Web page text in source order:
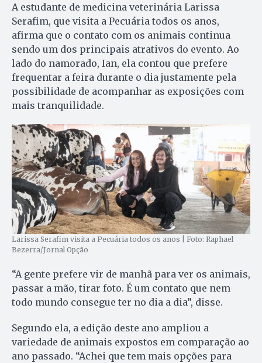
A estudante de medicina veterinária Larissa
Serafim, que visita a Pecuária todos os anos,
afirma que o contato com os animais continua
sendo um dos principais atrativos do evento. Ao
lado do namorado, Ian, ela contou que prefere
frequentar a feira durante o dia justamente pela
possibilidade de acompanhar as exposições com
mais tranquilidade.
Larissa Serafim visita a Pecuária todos os anos | Foto: Raphael
Bezerra/Jornal Opção
“A gente prefere vir de manhã para ver os animais,
passar a mão, tirar foto. É um contato que nem
todo mundo consegue ter no dia a dia”, disse.
Segundo ela, a edição deste ano ampliou a
variedade de animais expostos em comparação ao
ano passado. “Achei que tem mais opções para